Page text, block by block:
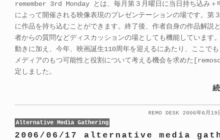
remember 3rd Monday とは、毎月第３月曜日に当日持ち込み＋
によって開催される映像表現のプレゼンテーションの場です。第
に作品を持ち込むことができます。終了後、作者自身の作品解説
者からの質問などディスカッションの場としても機能しています
動きに加え、今年、映画誕生110周年を迎えるにあたり、ここで
メディアのもつ可能性と役割について考える機会を求めた
定しました。
REMO DESK 2006年6月
Alternative Media Gathering
2006/06/17 alternative media